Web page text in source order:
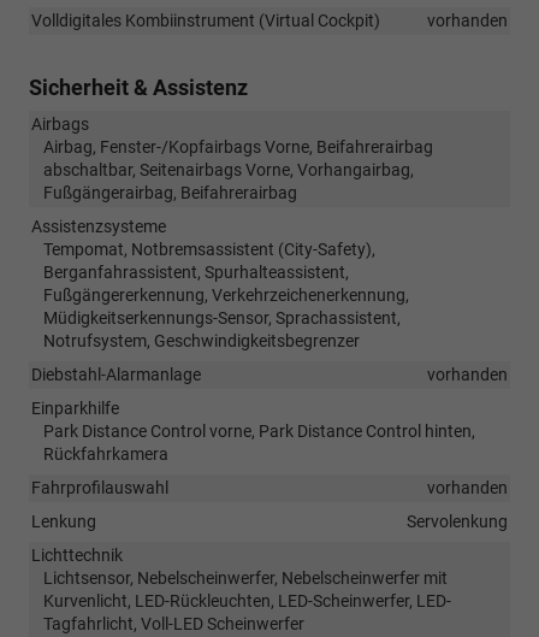
Volldigitales Kombiinstrument (Virtual Cockpit)
vorhanden
Sicherheit & Assistenz
Airbags
Airbag, Fenster-/Kopfairbags Vorne, Beifahrerairbag
abschaltbar, Seitenairbags Vorne, Vorhangairbag,
Fußgängerairbag, Beifahrerairbag
Assistenzsysteme
Tempomat, Notbremsassistent (City-Safety),
Berganfahrassistent, Spurhalteassistent,
Fußgängererkennung, Verkehrzeichenerkennung,
Müdigkeitserkennungs-Sensor, Sprachassistent,
Notrufsystem, Geschwindigkeitsbegrenzer
Diebstahl-Alarmanlage
vorhanden
Einparkhilfe
Park Distance Control vorne, Park Distance Control hinten,
Rückfahrkamera
Fahrprofilauswahl
vorhanden
Lenkung
Servolenkung
Lichttechnik
Lichtsensor, Nebelscheinwerfer, Nebelscheinwerfer mit
Kurvenlicht, LED-Rückleuchten, LED-Scheinwerfer, LED-
Tagfahrlicht, Voll-LED Scheinwerfer